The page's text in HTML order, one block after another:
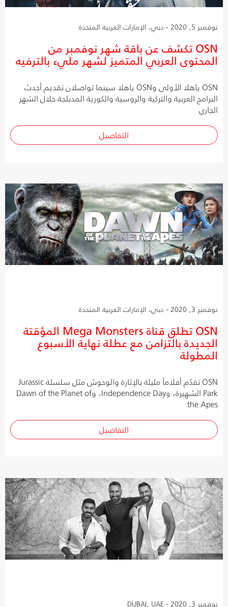
نوفمبر 5, 2020 - دبي، الإمارات العربية المتحدة
OSN تكشف عن باقة شهر نوفمبر من
المحتوى العربي المتميز لشهر مليء بالترفيه
OSN ياهلا الأولى وOSN ياهلا سينما تواصلان تقديم أحدث
البرامج العربية والتركية والروسية والكورية المدبلجة خلال الشهر
الجاري
التفاصيل
نوفمبر 3, 2020 - دبي، الإمارات العربية المتحدة
OSN تطلق قناة Mega Monsters المؤقتة
الجديدة بالتزامن مع عطلة نهاية الأسبوع
المطولة
OSN تقدّم أفلاماً مليئة بالإثارة والوحوش مثل سلسلة Jurassic
Park الشهيرة، وIndependence Day، وDawn of the Planet of
the Apes
التفاصيل
نوفمبر 3, 2020 - DUBAI, UAE